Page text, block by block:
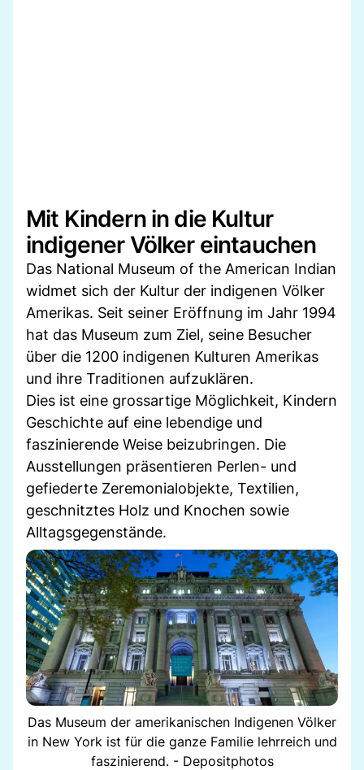
Mit Kindern in die Kultur
indigener Völker eintauchen
Das National Museum of the American Indian
widmet sich der Kultur der indigenen Völker
Amerikas. Seit seiner Eröffnung im Jahr 1994
hat das Museum zum Ziel, seine Besucher
über die 1200 indigenen Kulturen Amerikas
und ihre Traditionen aufzuklären.
Dies ist eine grossartige Möglichkeit, Kindern
Geschichte auf eine lebendige und
faszinierende Weise beizubringen. Die
Ausstellungen präsentieren Perlen- und
gefiederte Zeremonialobjekte, Textilien,
geschnitztes Holz und Knochen sowie
Alltagsgegenstände.
Das Museum der amerikanischen Indigenen Völker
in New York ist für die ganze Familie lehrreich und
faszinierend. - Depositphotos